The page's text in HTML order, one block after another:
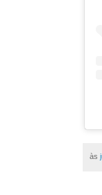
às